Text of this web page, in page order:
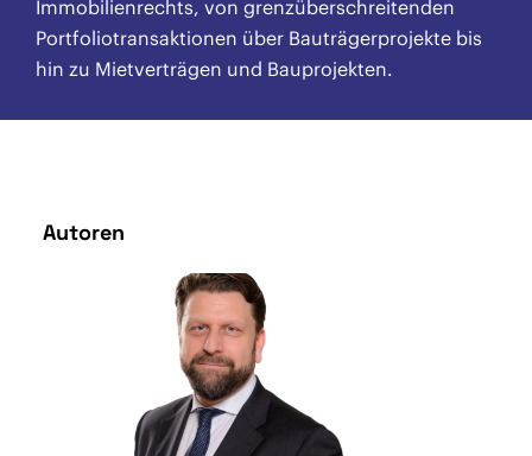
Immobilienrechts, von grenzüberschreitenden
Portfoliotransaktionen über Bauträgerprojekte bis
hin zu Mietverträgen und Bauprojekten.
Autoren